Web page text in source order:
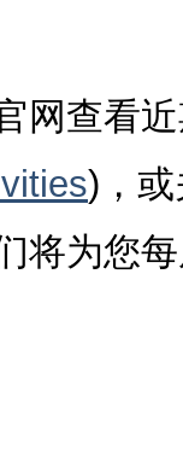
网查看
)，
将为您